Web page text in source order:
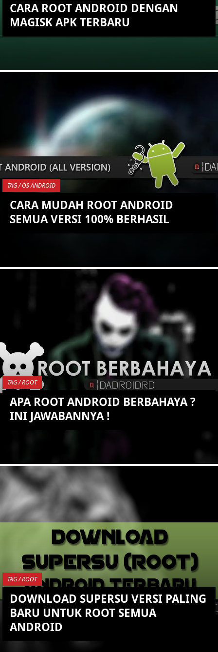
CARA ROOT ANDROID DENGAN
MAGISK APK TERBARU
KEMBALI KE ATAS
YOU ARE VIEWING MOST
RECENT POST
TAG / OS ANDROID
CARA MUDAH ROOT ANDROID
SEMUA VERSI 100% BERHASIL
KEMBALI KE ATAS
YOU ARE VIEWING MOST
RECENT POST
TAG / ROOT
APA ROOT ANDROID BERBAHAYA ?
INI JAWABANNYA !
KEMBALI KE ATAS
YOU ARE VIEWING MOST
RECENT POST
TAG / ROOT
DOWNLOAD SUPERSU VERSI PALING
BARU UNTUK ROOT SEMUA
ANDROID